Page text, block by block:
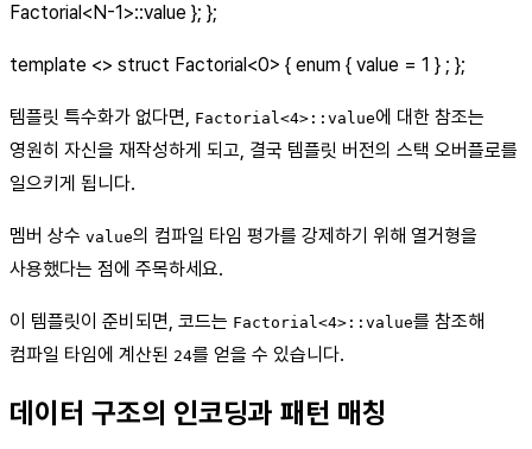
Factorial <N-1>::value }; };
template <> struct Factorial<0> { enum { value = 1 } ; };
템플릿 특수화가 없다면, Factorial<4>::value에 대한 참조는
영원히 자신을 재작성하게 되고, 결국 템플릿 버전의 스택 오버플로를
일으키게 됩니다.
멤버 상수 value의 컴파일 타임 평가를 강제하기 위해 열거형을
사용했다는 점에 주목하세요.
이 템플릿이 준비되면, 코드는 Factorial<4>::value를 참조해
컴파일 타임에 계산된 24를 얻을 수 있습니다.
데이터 구조의 인코딩과 패턴 매칭